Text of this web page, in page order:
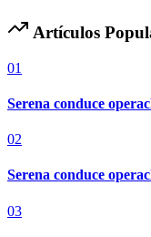
Artículos
01
Serena conduce
02
Serena conduce
03